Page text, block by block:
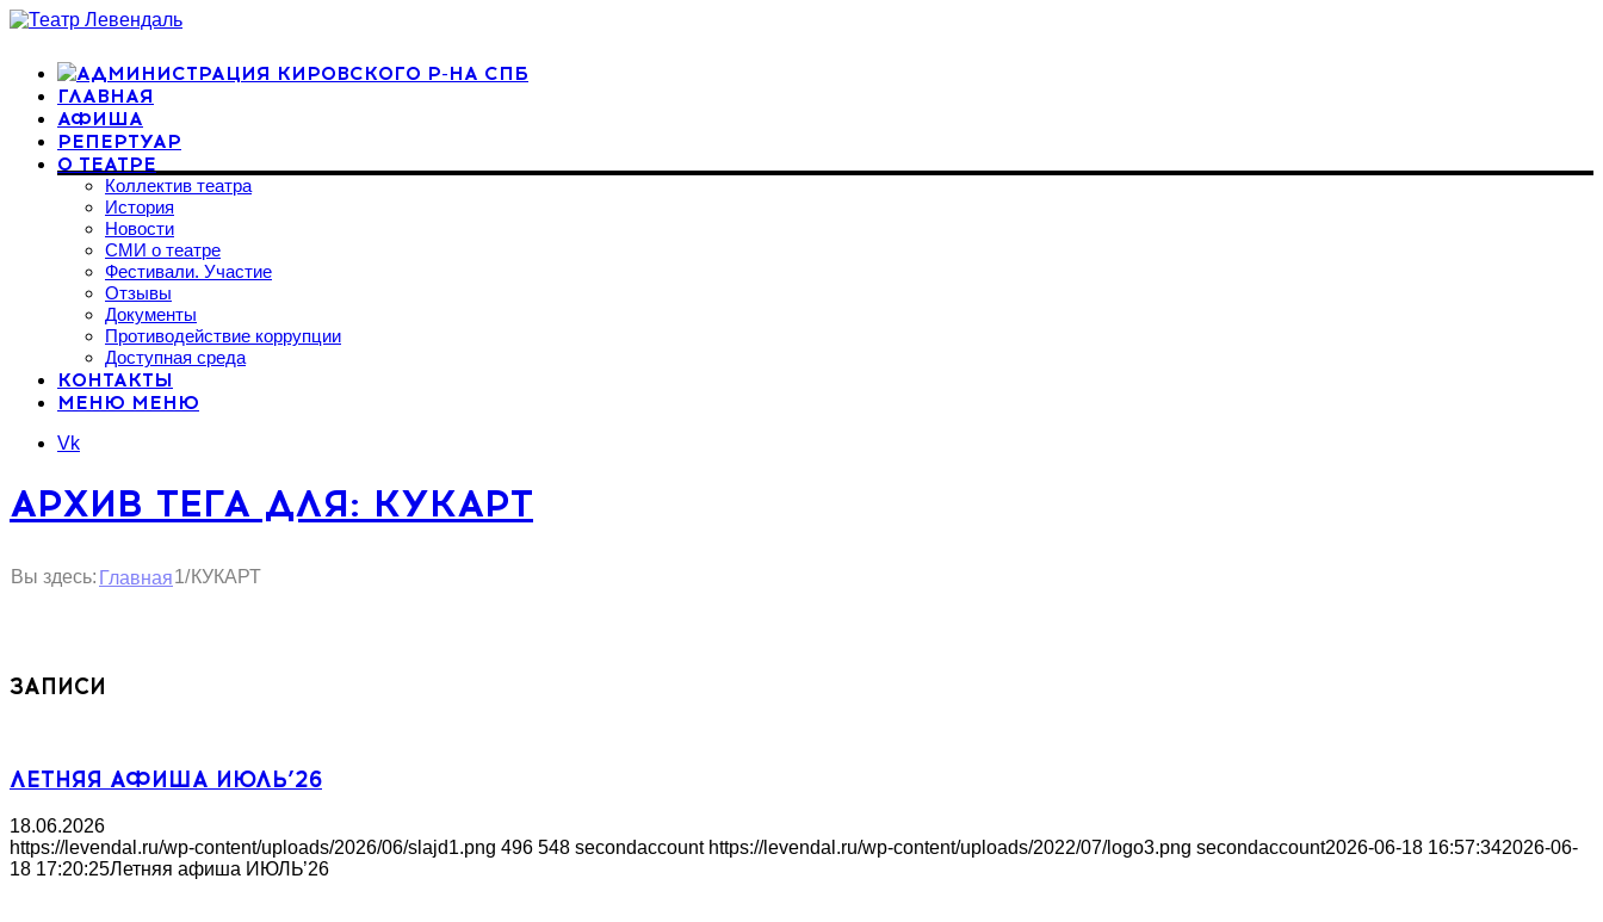
ГЛАВНАЯ
АФИША
РЕПЕРТУАР
О ТЕАТРЕ
Коллектив театра
История
Новости
СМИ о театре
Фестивали. Участие
Отзывы
Документы
Противодействие коррупции
Доступная среда
КОНТАКТЫ
МЕНЮ МЕНЮ
Vk
АРХИВ ТЕГА ДЛЯ: КУКАРТ
Вы здесь: Главная1/КУКАРТ
ЗАПИСИ
ЛЕТНЯЯ АФИША ИЮЛЬ’26
18.06.2026
https://levendal.ru/wp-content/uploads/2026/06/slajd1.png 496 548 secondaccount https://levendal.ru/wp-content/uploads/2022/07/logo3.png secondaccount2026-06-18 16:57:342026-06-
18 17:20:25Летняя афиша ИЮЛЬ’26